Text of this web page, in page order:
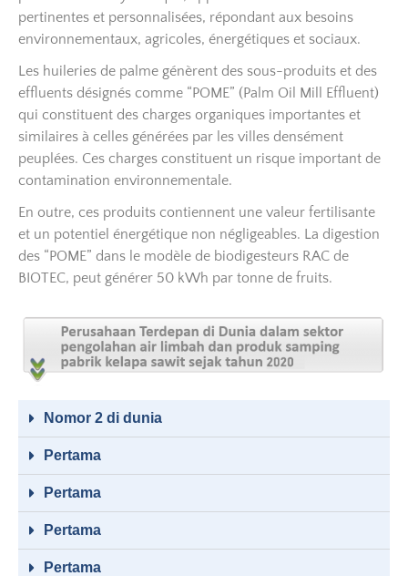
pertinentes et personnalisées, répondant aux besoins
environnementaux, agricoles, énergétiques et sociaux.
Les huileries de palme génèrent des sous-produits et des
effluents désignés comme “POME” (Palm Oil Mill Effluent)
qui constituent des charges organiques importantes et
similaires à celles générées par les villes densément
peuplées. Ces charges constituent un risque important de
contamination environnementale.
En outre, ces produits contiennent une valeur fertilisante
et un potentiel énergétique non négligeables. La digestion
des “POME” dans le modèle de biodigesteurs RAC de
BIOTEC, peut générer 50 kWh par tonne de fruits.
Nomor 2 di dunia
Pertama
Pertama
Pertama
Pertama